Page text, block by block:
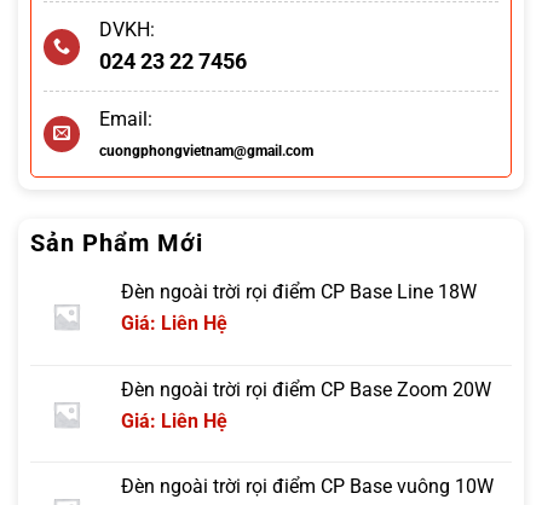
DVKH:
024 23 22 7456
Email:
cuongphongvietnam@gmail.com
Sản Phẩm Mới
Đèn ngoài trời rọi điểm CP Base Line 18W
Giá: Liên Hệ
Đèn ngoài trời rọi điểm CP Base Zoom 20W
Giá: Liên Hệ
Đèn ngoài trời rọi điểm CP Base vuông 10W